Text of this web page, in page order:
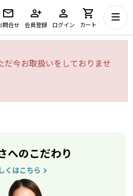
問合せ 会員登録 ログイン カート
だ今お取扱いをしておりませ
へのこだわり
くはこちら